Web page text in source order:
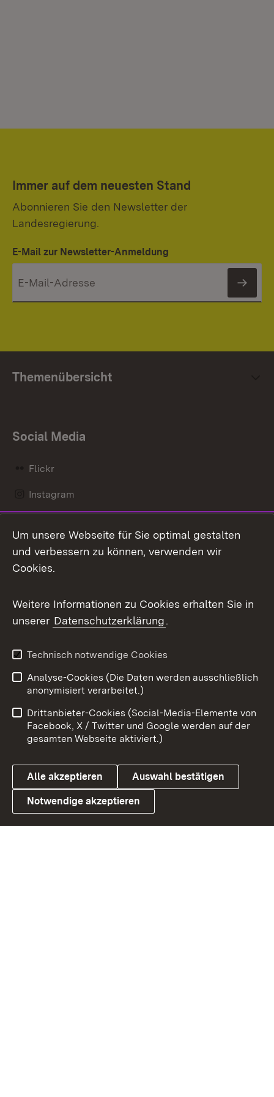
Immer auf dem neuesten Stand
Abonnieren Sie den Newsletter der
Landesregierung.
E-Mail zur Newsletter-Anmeldung
Themenübersicht
Social Media
Flickr
Instagram
Mastodon
Messenger
Social Wall
X / Twitter
Youtube
Link zum Landesportal
Benutzungshinweise
Barrierefreiheit
Datenschutz
Cookies
Um unsere Webseite für Sie optimal gestalten
und verbessern zu können, verwenden wir
Cookies.
Weitere Informationen zu Cookies erhalten Sie in
unserer Datenschutzerklärung.
Technisch notwendige Cookies
Analyse-Cookies (Die Daten werden ausschließlich
anonymisiert verarbeitet.)
Drittanbieter-Cookies (Social-Media-Elemente von
Facebook, X / Twitter und Google werden auf der
gesamten Webseite aktiviert.)
Alle akzeptieren Auswahl bestätigen
Notwendige akzeptieren